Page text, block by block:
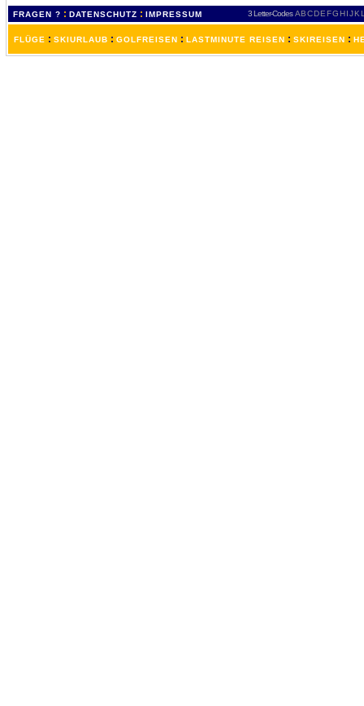
FRAGEN ? : DATENSCHUTZ : IMPRESSUM 3 Letter-Codes ABCDEFGH IJKL
FLÜGE : SKIURLAUB : GOLFREISEN : LASTMINUTE REISEN : SKIREISEN :